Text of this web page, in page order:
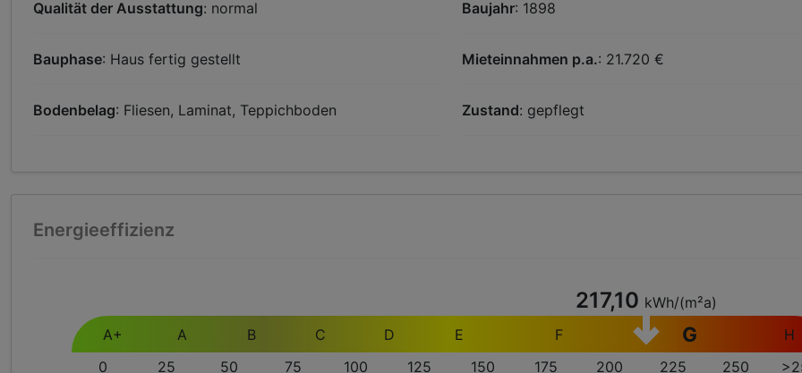
Qualität der Ausstattung: normal Baujahr: 1898
Bauphase: Haus fertig gestellt Mieteinnahmen p.a.: 21.720 €
Bodenbelag: Fliesen, Laminat, Teppichboden Zustand: gepflegt
Energieeffizienz
A+ A B C D E F G H
217,10 kWh/(m²a)
0 25 50 75 100 125 150 175 200 225 250